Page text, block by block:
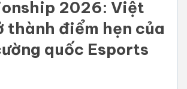
2026: Việt
thành điểm hẹn của
quốc Esports